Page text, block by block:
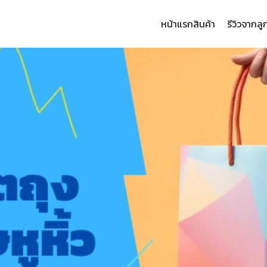
หน้าแรกสินค้า รีวิวจากลู